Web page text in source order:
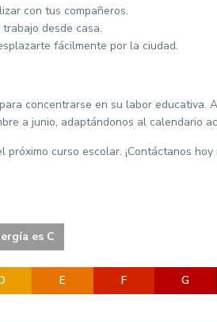
con tus compañeros.
desde casa.
fácilmente por la ciudad.
concentrarse en su labor educativa.
a junio, adaptándonos al calendario
curso escolar. ¡Contáctanos hoy
es C
E F G